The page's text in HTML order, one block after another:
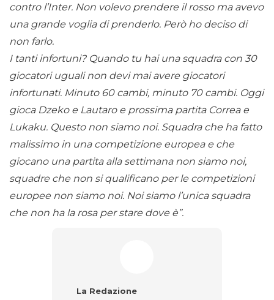
contro l’Inter. Non volevo prendere il rosso ma avevo
una grande voglia di prenderlo. Però ho deciso di
non farlo.
I tanti infortuni? Quando tu hai una squadra con 30
giocatori uguali non devi mai avere giocatori
infortunati. Minuto 60 cambi, minuto 70 cambi. Oggi
gioca Dzeko e Lautaro e prossima partita Correa e
Lukaku. Questo non siamo noi. Squadra che ha fatto
malissimo in una competizione europea e che
giocano una partita alla settimana non siamo noi,
squadre che non si qualificano per le competizioni
europee non siamo noi. Noi siamo l’unica squadra
che non ha la rosa per stare dove è”.
La Redazione